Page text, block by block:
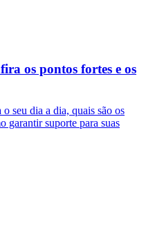
os pontos fortes e os
seu dia a dia, quais são os
garantir suporte para suas